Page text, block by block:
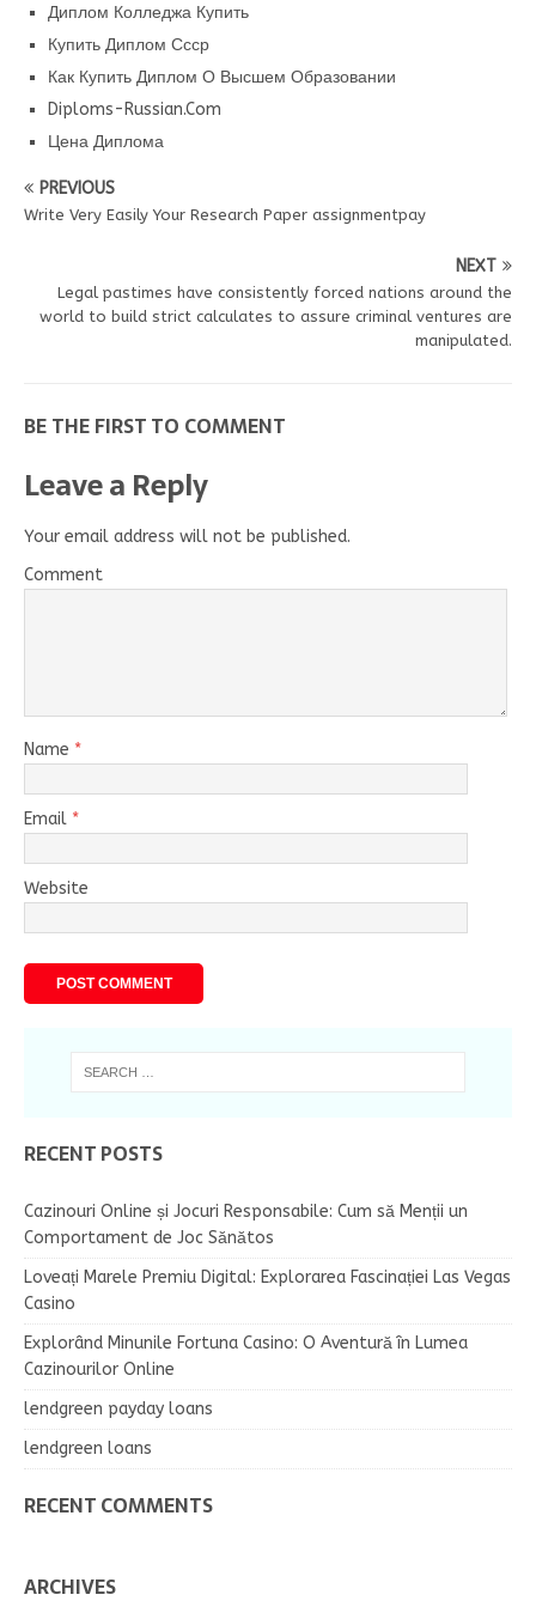
Диплом Колледжа Купить
Купить Диплом Ссср
Как Купить Диплом О Высшем Образовании
Diploms-Russian.Com
Цена Диплома
PREVIOUS
Write Very Easily Your Research Paper assignmentpay
NEXT
Legal pastimes have consistently forced nations around the
world to build strict calculates to assure criminal ventures are
manipulated.
BE THE FIRST TO COMMENT
Leave a Reply
Your email address will not be published.
Comment
Name *
Email *
Website
RECENT POSTS
Cazinouri Online și Jocuri Responsabile: Cum să Menții un
Comportament de Joc Sănătos
Loveați Marele Premiu Digital: Explorarea Fascinației Las Vegas
Casino
Explorând Minunile Fortuna Casino: O Aventură în Lumea
Cazinourilor Online
lendgreen payday loans
lendgreen loans
RECENT COMMENTS
ARCHIVES